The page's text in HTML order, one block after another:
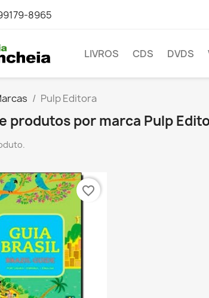
8965
LIVROS CDS DVDS
Pulp Editora
produtos por marca Pulp
favorite_border